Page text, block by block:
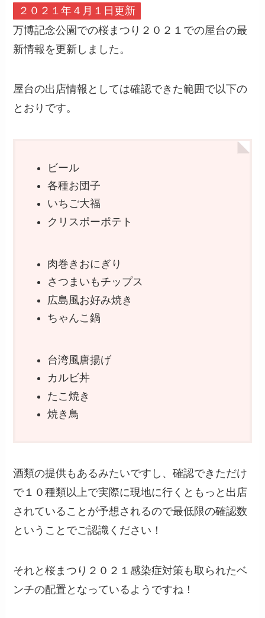
２０２１年４月１日更新
万博記念公園での桜まつり２０２１での屋台の最
新情報を更新しました。
屋台の出店情報としては確認できた範囲で以下の
とおりです。
ビール
各種お団子
いちご大福
クリスポーポテト
肉巻きおにぎり
さつまいもチップス
広島風お好み焼き
ちゃんこ鍋
台湾風唐揚げ
カルビ丼
たこ焼き
焼き鳥
酒類の提供もあるみたいですし、確認できただけ
で１０種類以上で実際に現地に行くともっと出店
されていることが予想されるので最低限の確認数
ということでご認識ください！
それと桜まつり２０２１感染症対策も取られたベ
ンチの配置となっているようですね！